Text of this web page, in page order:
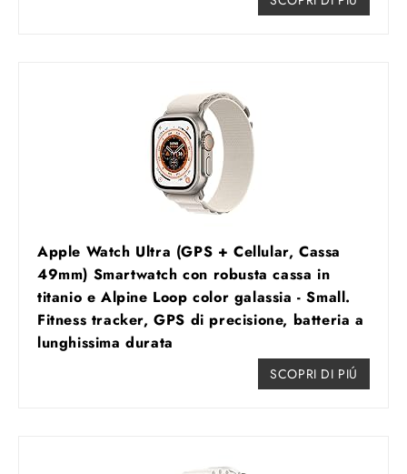
Apple Watch Ultra (GPS + Cellular, Cassa
49mm) Smartwatch con robusta cassa in
titanio e Alpine Loop color galassia - Small.
Fitness tracker, GPS di precisione, batteria a
lunghissima durata
SCOPRI DI PIÚ